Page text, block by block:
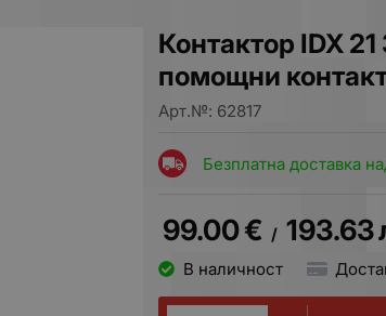
Контактор IDX
помощни
Арт.№: 62817
Безплатна доставка
99.00€ / 193.63
В наличност